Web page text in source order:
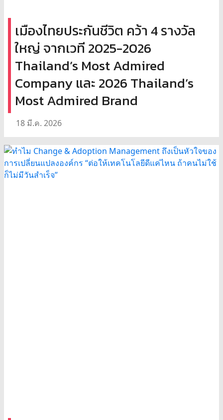
เมืองไทยประกันชีวิต คว้า 4 รางวัล
ใหญ่ จากเวที 2025-2026
Thailand’s Most Admired
Company และ 2026 Thailand’s
Most Admired Brand
18 มี.ค. 2026